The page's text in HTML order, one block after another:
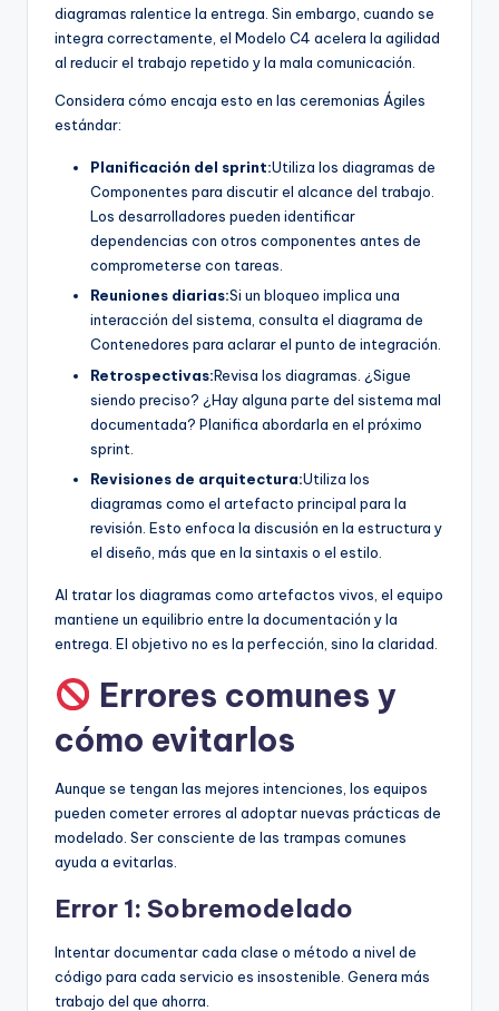
diagramas ralentice la entrega. Sin embargo, cuando se
integra correctamente, el Modelo C4 acelera la agilidad
al reducir el trabajo repetido y la mala comunicación.
Considera cómo encaja esto en las ceremonias Ágiles
estándar:
Planificación del sprint:Utiliza los diagramas de
Componentes para discutir el alcance del trabajo.
Los desarrolladores pueden identificar
dependencias con otros componentes antes de
comprometerse con tareas.
Reuniones diarias:Si un bloqueo implica una
interacción del sistema, consulta el diagrama de
Contenedores para aclarar el punto de integración.
Retrospectivas:Revisa los diagramas. ¿Sigue
siendo preciso? ¿Hay alguna parte del sistema mal
documentada? Planifica abordarla en el próximo
sprint.
Revisiones de arquitectura:Utiliza los
diagramas como el artefacto principal para la
revisión. Esto enfoca la discusión en la estructura y
el diseño, más que en la sintaxis o el estilo.
Al tratar los diagramas como artefactos vivos, el equipo
mantiene un equilibrio entre la documentación y la
entrega. El objetivo no es la perfección, sino la claridad.
Errores comunes y
cómo evitarlos
Aunque se tengan las mejores intenciones, los equipos
pueden cometer errores al adoptar nuevas prácticas de
modelado. Ser consciente de las trampas comunes
ayuda a evitarlas.
Error 1: Sobremodelado
Intentar documentar cada clase o método a nivel de
código para cada servicio es insostenible. Genera más
trabajo del que ahorra.